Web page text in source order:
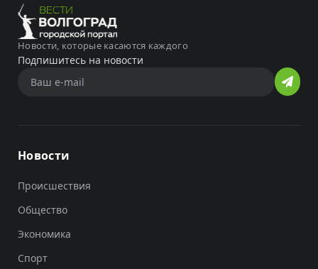
Новости, которые касаются каждого
Подпишитесь на новости
Новости
Происшествия
Общество
Экономика
Спорт